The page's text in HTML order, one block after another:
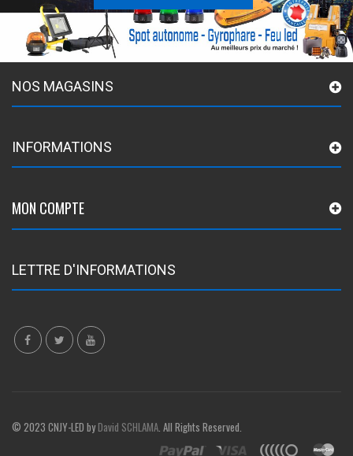
NOS MAGASINS
INFORMATIONS
MON COMPTE
LETTRE D'INFORMATIONS
© 2023 CNJY-LED byDavid SCHLAMA. All Rights Reserved.